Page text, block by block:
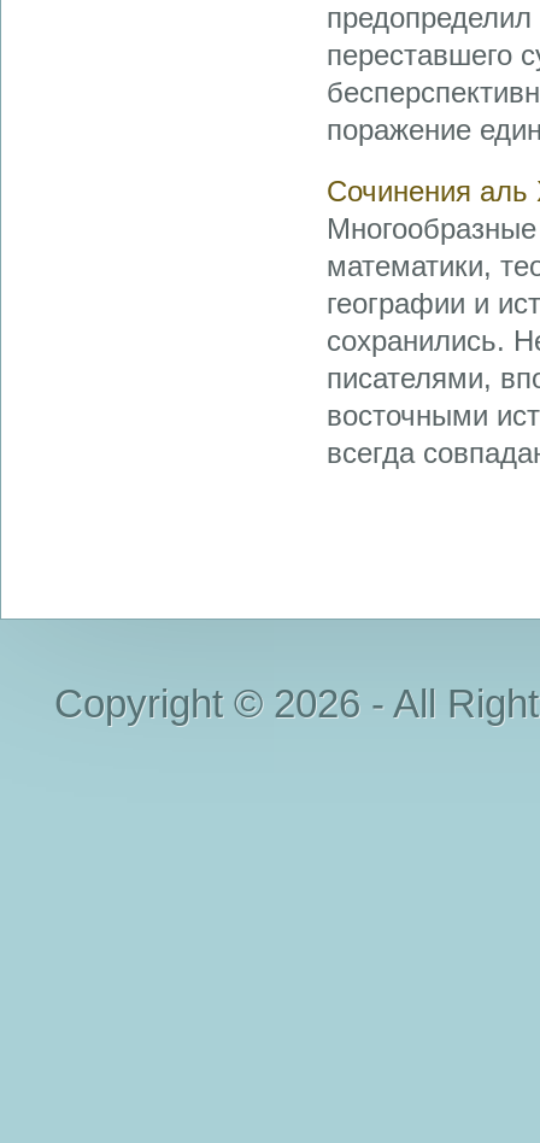
переставшего
поражение
Сочинения аль
математики,
географии и
сохранились.
писателями,
восточными
всегда
Copyright © 2026 - All